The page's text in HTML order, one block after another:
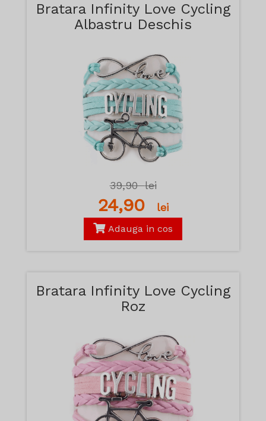
Bratara Infinity Love Cycling
Albastru Deschis
39,90lei
24,90 lei
Adauga in cos
Bratara Infinity Love Cycling
Roz